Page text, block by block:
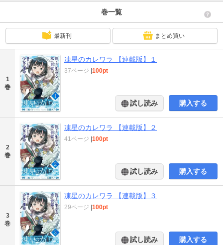
巻一覧
最新刊 まとめ買い
1
巻
凍星のカレワラ 【連載版】１
37ページ |100pt
試し読み 購入する
2
巻
凍星のカレワラ 【連載版】２
41ページ |100pt
試し読み 購入する
3
巻
凍星のカレワラ 【連載版】３
29ページ |100pt
試し読み 購入する